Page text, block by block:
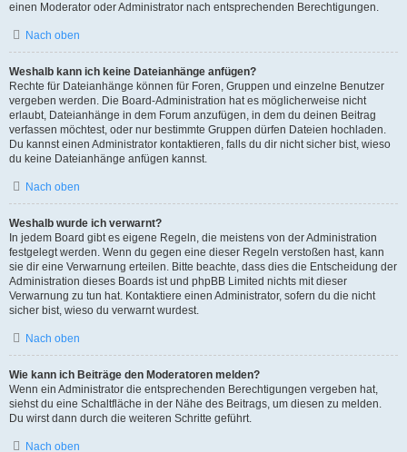
einen Moderator oder Administrator nach entsprechenden Berechtigungen.
Nach oben
Weshalb kann ich keine Dateianhänge anfügen?
Rechte für Dateianhänge können für Foren, Gruppen und einzelne Benutzer
vergeben werden. Die Board-Administration hat es möglicherweise nicht
erlaubt, Dateianhänge in dem Forum anzufügen, in dem du deinen Beitrag
verfassen möchtest, oder nur bestimmte Gruppen dürfen Dateien hochladen.
Du kannst einen Administrator kontaktieren, falls du dir nicht sicher bist, wieso
du keine Dateianhänge anfügen kannst.
Nach oben
Weshalb wurde ich verwarnt?
In jedem Board gibt es eigene Regeln, die meistens von der Administration
festgelegt werden. Wenn du gegen eine dieser Regeln verstoßen hast, kann
sie dir eine Verwarnung erteilen. Bitte beachte, dass dies die Entscheidung der
Administration dieses Boards ist und phpBB Limited nichts mit dieser
Verwarnung zu tun hat. Kontaktiere einen Administrator, sofern du die nicht
sicher bist, wieso du verwarnt wurdest.
Nach oben
Wie kann ich Beiträge den Moderatoren melden?
Wenn ein Administrator die entsprechenden Berechtigungen vergeben hat,
siehst du eine Schaltfläche in der Nähe des Beitrags, um diesen zu melden.
Du wirst dann durch die weiteren Schritte geführt.
Nach oben